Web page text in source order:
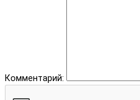
Комментарий: